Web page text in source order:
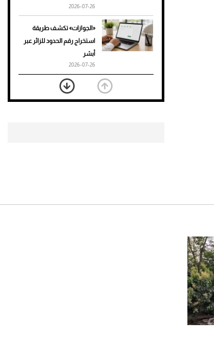
2026-07-26
«الجوازات» تكشف طريقة
استخراج رقم الحدود للزائر عبر
أبشر
2026-07-26
بعد 7 أشهر من تعرضه لحادث
مروع.. جوشوا يفوز على برينغا
يحدث في دوران الأرض؟